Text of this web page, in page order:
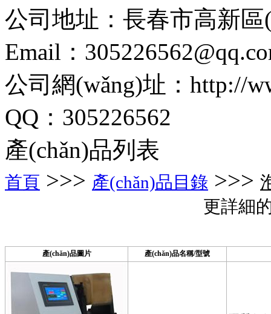
公司地址：長春市高新區
Email：
公司網(wǎng)址：http://
QQ：305226562
產(chǎn)品列表
首頁 >>> 產(chǎn)品目錄 >>>
更詳細
產(chǎn)品圖片 產(chǎn)品名稱/型號